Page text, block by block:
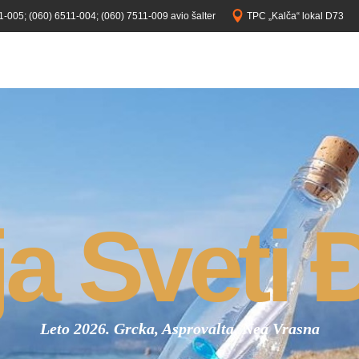
005; (060) 6511-004; (060) 7511-009 avio šalter TPC „Kalča“ lokal D73
Sveti
Leto 2026. Grcka, Asprovalta, Nea Vrasna